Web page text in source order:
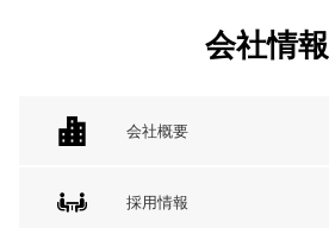
会社情報
会社概要
採用情報